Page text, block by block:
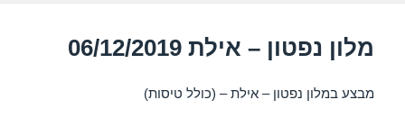
מלון נפטון – אילת 06/12/2019
מבצע במלון נפטון – אילת – (כולל טיסות)